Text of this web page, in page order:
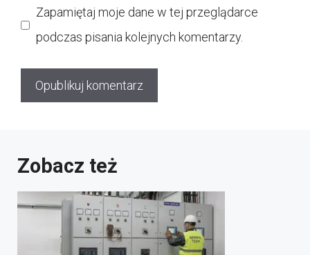
Zapamiętaj moje dane w tej przeglądarce
podczas pisania kolejnych komentarzy.
Zobacz też